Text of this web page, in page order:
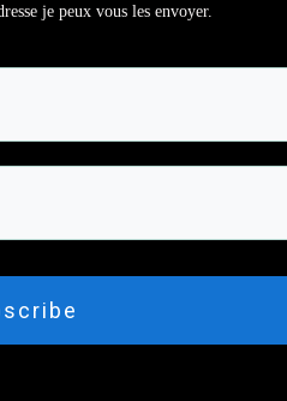
je peux vous les envoyer.